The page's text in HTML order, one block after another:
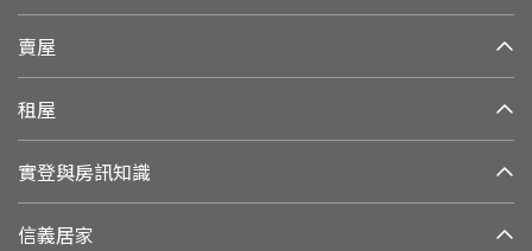
賣屋
租屋
實登與房訊知識
信義居家